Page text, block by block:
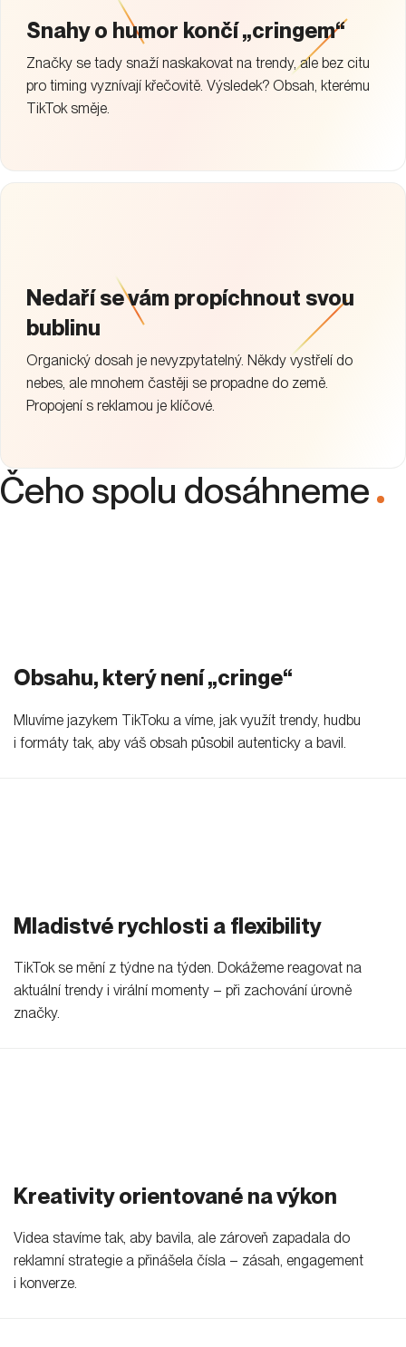
Snahy o humor končí „cringem“
Značky se tady snaží naskakovat na trendy, ale bez citu
pro timing vyznívají křečovitě. Výsledek? Obsah, kterému
TikTok směje.
Nedaří se vám propíchnout svou
bublinu
Organický dosah je nevyzpytatelný. Někdy vystřelí do
nebes, ale mnohem častěji se propadne do země.
Propojení s reklamou je klíčové.
Čeho spolu dosáhneme
.
Obsahu, který není „cringe“
Mluvíme jazykem TikToku a víme, jak využít trendy, hudbu
i formáty tak, aby váš obsah působil autenticky a bavil.
Mladistvé rychlosti a flexibility
TikTok se mění z týdne na týden. Dokážeme reagovat na
aktuální trendy i virální momenty – při zachování úrovně
značky.
Kreativity orientované na výkon
Videa stavíme tak, aby bavila, ale zároveň zapadala do
reklamní strategie a přinášela čísla – zásah, engagement
i konverze.